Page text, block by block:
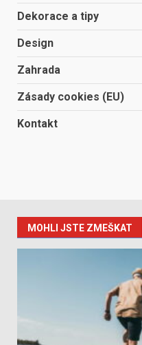
Dekorace a tipy
Design
Zahrada
Zásady cookies (EU)
Kontakt
MOHLI JSTE ZMEŠKAT